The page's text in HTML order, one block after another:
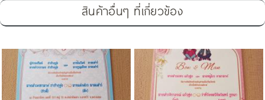
สินค้าอื่นๆ ที่เกี่ยวข้อง